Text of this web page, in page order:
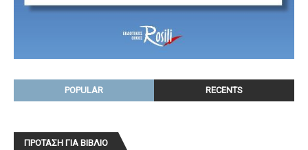
POPULAR RECENTS
ΠΡΟΤΑΣΗ ΓΙΑ ΒΙΒΛΙΟ